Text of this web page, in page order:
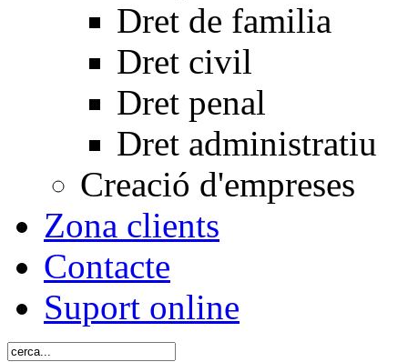
Dret de familia
Dret civil
Dret penal
Dret administratiu
Creació d'empreses
Zona clients
Contacte
Suport online